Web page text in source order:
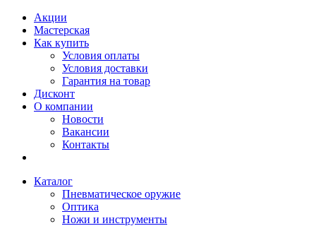
Акции
Мастерская
Как купить
Условия оплаты
Условия доставки
Гарантия на товар
Дисконт
О компании
Новости
Вакансии
Контакты
Каталог
Пневматическое оружие
Оптика
Ножи и инструменты